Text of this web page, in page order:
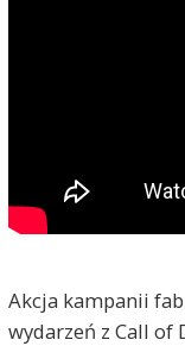
Akcja kampanii
wydarzeń z Call of